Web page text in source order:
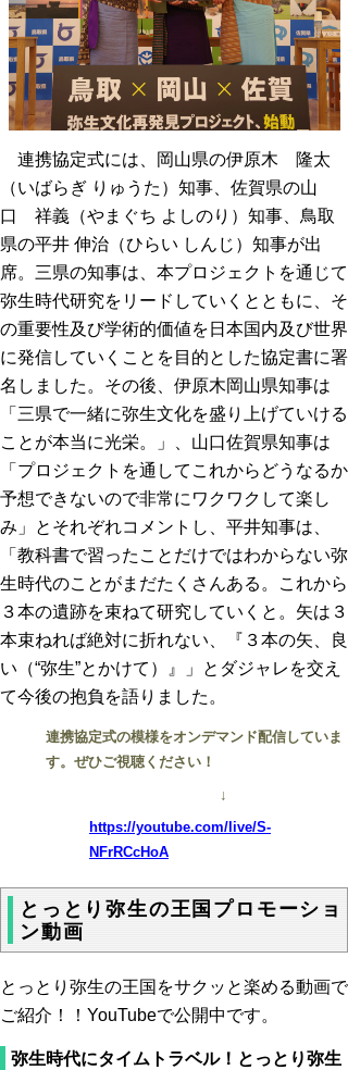
連携協定式には、岡山県の伊原木 隆太
（いばらぎ りゅうた）知事、佐賀県の山
口 祥義（やまぐち よしのり）知事、鳥取
県の平井 伸治（ひらい しんじ）知事が出
席。三県の知事は、本プロジェクトを通じて
弥生時代研究をリードしていくとともに、そ
の重要性及び学術的価値を日本国内及び世界
に発信していくことを目的とした協定書に署
名しました。その後、伊原木岡山県知事は
「三県で一緒に弥生文化を盛り上げていける
ことが本当に光栄。」、山口佐賀県知事は
「プロジェクトを通してこれからどうなるか
予想できないので非常にワクワクして楽し
み」とそれぞれコメントし、平井知事は、
「教科書で習ったことだけではわからない弥
生時代のことがまだたくさんある。これから
３本の遺跡を束ねて研究していくと。矢は３
本束ねれば絶対に折れない、『３本の矢、良
い（“弥生”とかけて）』」とダジャレを交え
て今後の抱負を語りました。
連携協定式の模様をオンデマンド配信していま
す。ぜひご視聴ください！
↓
https://youtube.com/live/S-
NFrRCcHoA
とっとり弥生の王国プロモーショ
ン動画
とっとり弥生の王国をサクッと楽める動画で
ご紹介！！YouTubeで公開中です。
弥生時代にタイムトラベル！とっとり弥生